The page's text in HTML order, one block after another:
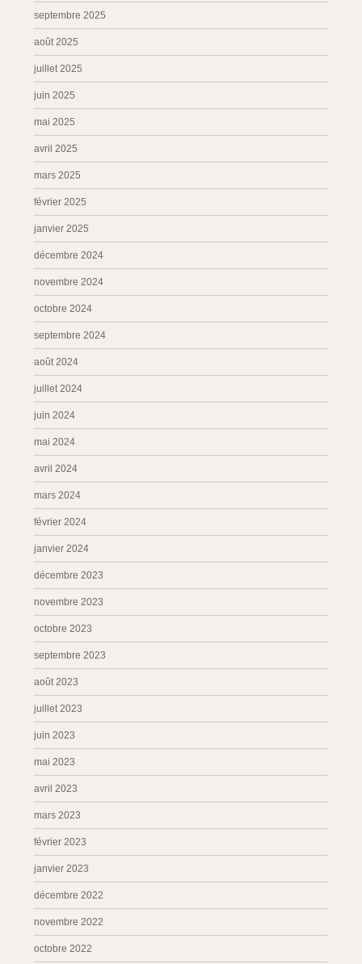
septembre 2025
août 2025
juillet 2025
juin 2025
mai 2025
avril 2025
mars 2025
février 2025
janvier 2025
décembre 2024
novembre 2024
octobre 2024
septembre 2024
août 2024
juillet 2024
juin 2024
mai 2024
avril 2024
mars 2024
février 2024
janvier 2024
décembre 2023
novembre 2023
octobre 2023
septembre 2023
août 2023
juillet 2023
juin 2023
mai 2023
avril 2023
mars 2023
février 2023
janvier 2023
décembre 2022
novembre 2022
octobre 2022